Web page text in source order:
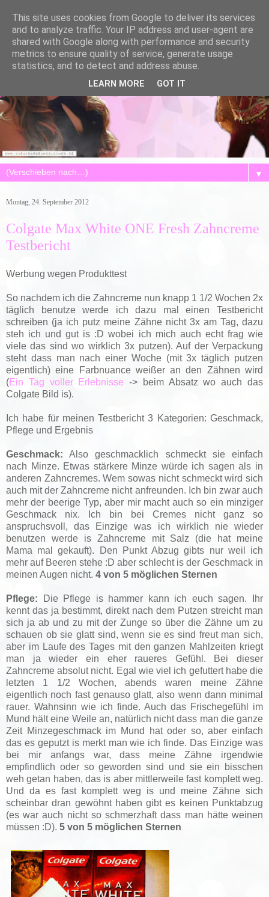
▼
Montag, 24. September 2012
Colgate Max White ONE Fresh Zahncreme
Testbericht
Werbung wegen Produkttest
So nachdem ich die Zahncreme nun knapp 1 1/2 Wochen 2x
täglich benutze werde ich dazu mal einen Testbericht
schreiben (ja ich putz meine Zähne nicht 3x am Tag, dazu
steh ich und gut is :D wobei ich mich auch echt frag wie
viele das sind wo wirklich 3x putzen). Auf der Verpackung
steht dass man nach einer Woche (mit 3x täglich putzen
eigentlich) eine Farbnuance weißer an den Zähnen wird
(Ein Tag voller Erlebnisse -> beim Absatz wo auch das
Colgate Bild is).
Ich habe für meinen Testbericht 3 Kategorien: Geschmack,
Pflege und Ergebnis
Geschmack: Also geschmacklich schmeckt sie einfach
nach Minze. Etwas stärkere Minze würde ich sagen als in
anderen Zahncremes. Wem sowas nicht schmeckt wird sich
auch mit der Zahncreme nicht anfreunden. Ich bin zwar auch
mehr der beerige Typ, aber mir macht auch so ein minziger
Geschmack nix. Ich bin bei Cremes nicht ganz so
anspruchsvoll, das Einzige was ich wirklich nie wieder
benutzen werde is Zahncreme mit Salz (die hat meine
Mama mal gekauft). Den Punkt Abzug gibts nur weil ich
mehr auf Beeren stehe :D aber schlecht is der Geschmack in
meinen Augen nicht. 4 von 5 möglichen Sternen
Pflege: Die Pflege is hammer kann ich euch sagen. Ihr
kennt das ja bestimmt, direkt nach dem Putzen streicht man
sich ja ab und zu mit der Zunge so über die Zähne um zu
schauen ob sie glatt sind, wenn sie es sind freut man sich,
aber im Laufe des Tages mit den ganzen Mahlzeiten kriegt
man ja wieder ein eher raueres Gefühl. Bei dieser
Zahncreme absolut nicht. Egal wie viel ich gefuttert habe die
letzten 1 1/2 Wochen, abends waren meine Zähne
eigentlich noch fast genauso glatt, also wenn dann minimal
rauer. Wahnsinn wie ich finde. Auch das Frischegefühl im
Mund hält eine Weile an, natürlich nicht dass man die ganze
Zeit Minzegeschmack im Mund hat oder so, aber einfach
das es geputzt is merkt man wie ich finde. Das Einzige was
bei mir anfangs war, dass meine Zähne irgendwie
empfindlich oder so geworden sind und sie ein bisschen
weh getan haben, das is aber mittlerweile fast komplett weg.
Und da es fast komplett weg is und meine Zähne sich
scheinbar dran gewöhnt haben gibt es keinen Punktabzug
(es war auch nicht so schmerzhaft dass man hätte weinen
müssen :D). 5 von 5 möglichen Sternen
This site uses cookies from Google to deliver its services
and to analyze traffic. Your IP address and user-agent are
shared with Google along with performance and security
metrics to ensure quality of service, generate usage
statistics, and to detect and address abuse.
LEARN MORE GOT IT